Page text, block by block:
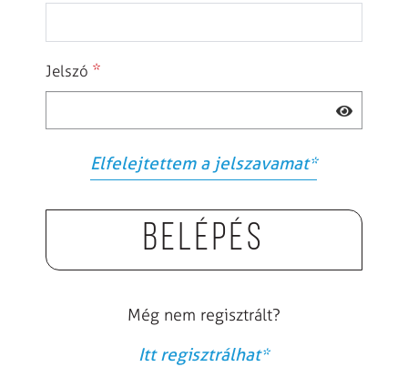
Jelszó *
Elfelejtettem a jelszavamat*
Belépés
Még nem regisztrált?
Itt regisztrálhat*